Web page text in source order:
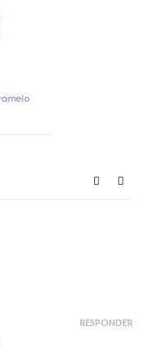
RESPONDER